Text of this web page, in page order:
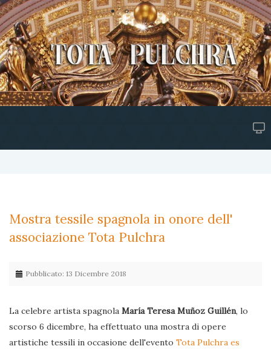
Mostra tessile spagnola in onore dell'
associazione Tota Pulchra
Pubblicato: 13 Dicembre 2018
La celebre artista spagnola María Teresa Muñoz Guillén, lo
scorso 6 dicembre, ha effettuato una mostra di opere
artistiche tessili in occasione dell'evento Tota Pulchra es